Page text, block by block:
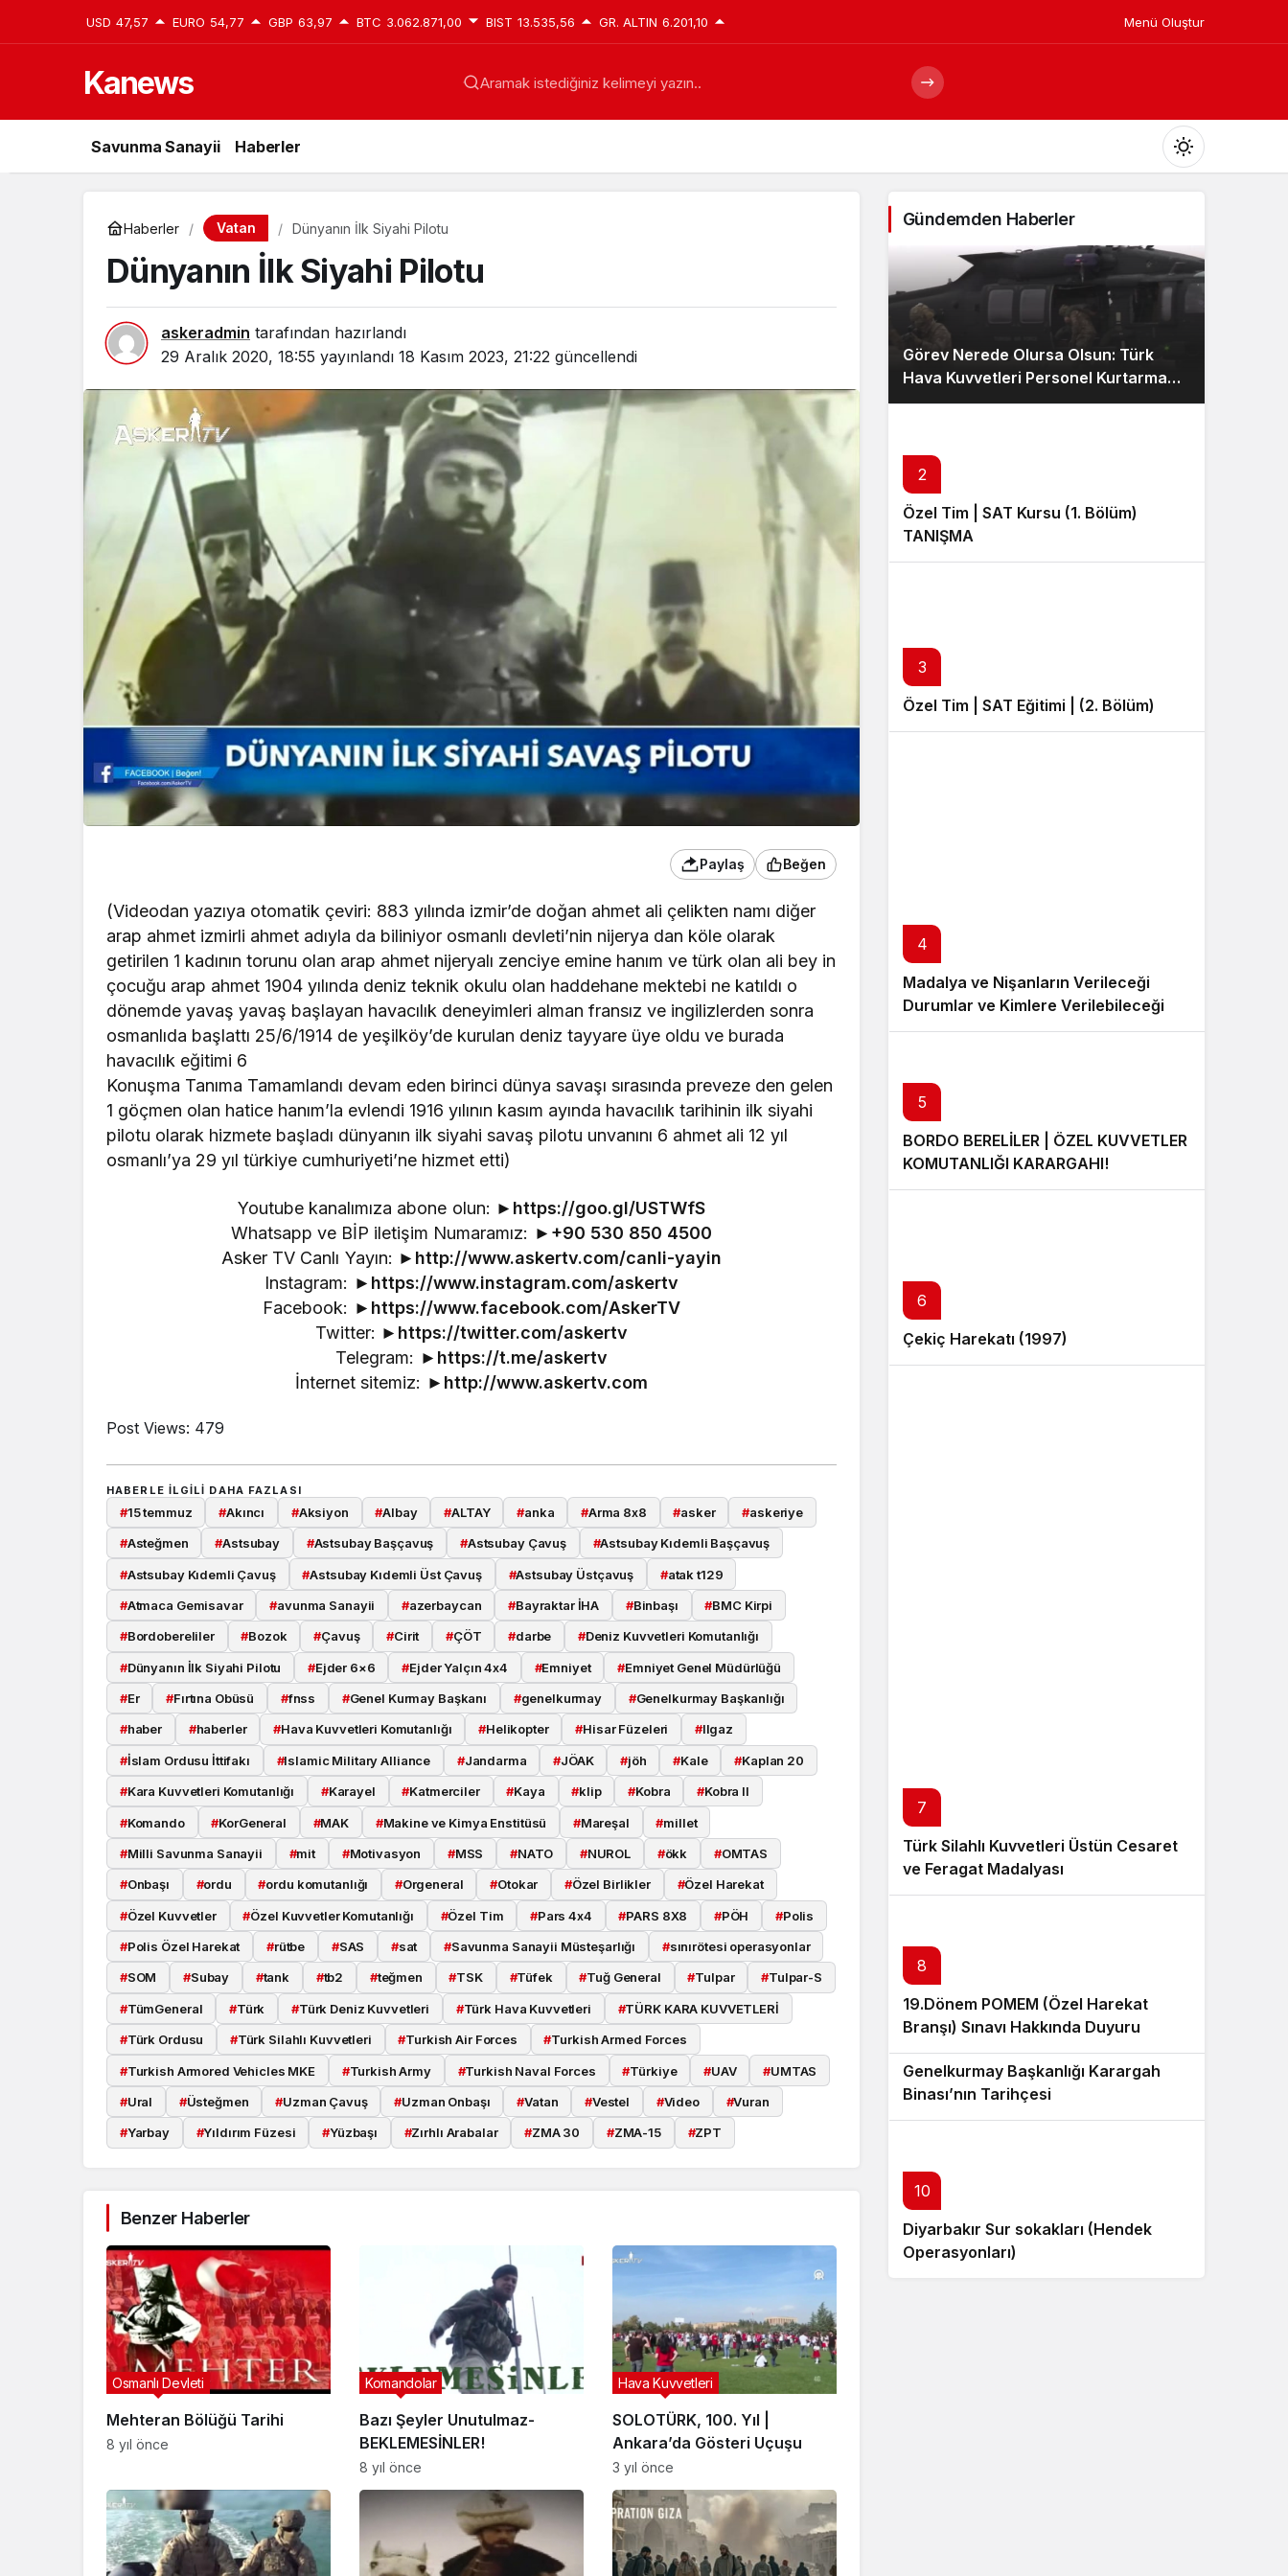
USD 47,57 EURO 54,77 GBP 63,97 BTC 3.062.871,00 BIST 13.535,56 GR. ALTIN 6.201,10 Menü Oluştur
Kanews Aramak istediğiniz kelimeyi yazın..
Savunma Sanayii Haberler
Mod
değiştir
Gündüz Modu
Gündüz modunu seçin.
Gece Modu
Haberler Vatan Dünyanın İlk Siyahi Pilotu
Dünyanın İlk Siyahi Pilotu
askeradmin tarafından hazırlandı
29 Aralık 2020, 18:55 yayınlandı 18 Kasım 2023, 21:22 güncellendi
Paylaş Beğen
(Videodan yazıya otomatik çeviri: 883 yılında izmir’de doğan ahmet ali çelikten namı diğer
arap ahmet izmirli ahmet adıyla da biliniyor osmanlı devleti’nin nijerya dan köle olarak
getirilen 1 kadının torunu olan arap ahmet nijeryalı zenciye emine hanım ve türk olan ali bey in
çocuğu arap ahmet 1904 yılında deniz teknik okulu olan haddehane mektebi ne katıldı o
dönemde yavaş yavaş başlayan havacılık deneyimleri alman fransız ve ingilizlerden sonra
osmanlıda başlattı 25/6/1914 de yeşilköy’de kurulan deniz tayyare üye oldu ve burada
havacılık eğitimi 6
Konuşma Tanıma Tamamlandı devam eden birinci dünya savaşı sırasında preveze den gelen
1 göçmen olan hatice hanım’la evlendi 1916 yılının kasım ayında havacılık tarihinin ilk siyahi
pilotu olarak hizmete başladı dünyanın ilk siyahi savaş pilotu unvanını 6 ahmet ali 12 yıl
osmanlı’ya 29 yıl türkiye cumhuriyeti’ne hizmet etti)
Youtube kanalımıza abone olun: ► https://goo.gl/USTWfS
Whatsapp ve BİP iletişim Numaramız: ► +90 530 850 4500
Asker TV Canlı Yayın: ► http://www.askertv.com/canli-yayin
Instagram: ► https://www.instagram.com/askertv
Facebook: ► https://www.facebook.com/AskerTV
Twitter: ► https://twitter.com/askertv
Telegram: ► https://t.me/askertv
İnternet sitemiz: ► http://www.askertv.com
Post Views: 479
HABERLE ILGILI DAHA FAZLASI
#15 temmuz #Akıncı #Aksiyon #Albay #ALTAY #anka #Arma 8x8 #asker #askeriye
#Asteğmen #Astsubay #Astsubay Başçavuş #Astsubay Çavuş #Astsubay Kıdemli Başçavuş
#Astsubay Kıdemli Çavuş #Astsubay Kıdemli Üst Çavuş #Astsubay Üstçavuş #atak t129
#Atmaca Gemisavar #avunma Sanayii #azerbaycan #Bayraktar İHA #Binbaşı #BMC Kirpi
#Bordobereliler #Bozok #Çavuş #Cirit #ÇÖT #darbe #Deniz Kuvvetleri Komutanlığı
#Dünyanın İlk Siyahi Pilotu #Ejder 6×6 #Ejder Yalçın 4x4 #Emniyet #Emniyet Genel Müdürlüğü
#Er #Fırtına Obüsü #fnss #Genel Kurmay Başkanı #genelkurmay #Genelkurmay Başkanlığı
#haber #haberler #Hava Kuvvetleri Komutanlığı #Helikopter #Hisar Füzeleri #Ilgaz
#İslam Ordusu İttifakı #Islamic Military Alliance #Jandarma #JÖAK #jöh #Kale #Kaplan 20
#Kara Kuvvetleri Komutanlığı #Karayel #Katmerciler #Kaya #klip #Kobra #Kobra II
#Komando #KorGeneral #MAK #Makine ve Kimya Enstitüsü #Mareşal #millet
#Milli Savunma Sanayii #mit #Motivasyon #MSS #NATO #NUROL #ökk #OMTAS
#Onbaşı #ordu #ordu komutanlığı #Orgeneral #Otokar #Özel Birlikler #Özel Harekat
#Özel Kuvvetler #Özel Kuvvetler Komutanlığı #Özel Tim #Pars 4x4 #PARS 8X8 #PÖH #Polis
#Polis Özel Harekat #rütbe #SAS #sat #Savunma Sanayii Müsteşarlığı #sınırötesi operasyonlar
#SOM #Subay #tank #tb2 #teğmen #TSK #Tüfek #Tuğ General #Tulpar #Tulpar-S
#TümGeneral #Türk #Türk Deniz Kuvvetleri #Türk Hava Kuvvetleri #TÜRK KARA KUVVETLERİ
#Türk Ordusu #Türk Silahlı Kuvvetleri #Turkish Air Forces #Turkish Armed Forces
#Turkish Armored Vehicles MKE #Turkish Army #Turkish Naval Forces #Türkiye #UAV #UMTAS
#Ural #Üsteğmen #Uzman Çavuş #Uzman Onbaşı #Vatan #Vestel #Video #Vuran
#Yarbay #Yıldırım Füzesi #Yüzbaşı #Zırhlı Arabalar #ZMA 30 #ZMA-15 #ZPT
Benzer Haberler
Mehteran Bölüğü Tarihi
Osmanlı Devleti
8 yıl önce
Bazı Şeyler Unutulmaz-
BEKLEMESİNLER!
Komandolar
8 yıl önce
SOLOTÜRK, 100. Yıl |
Ankara’da Gösteri Uçuşu
Hava Kuvvetleri
3 yıl önce
Gündemden Haberler
Görev Nerede Olursa Olsun: Türk
Hava Kuvvetleri Personel Kurtarma
Ekibi
2
Özel Tim | SAT Kursu (1. Bölüm)
TANIŞMA
3
Özel Tim | SAT Eğitimi | (2. Bölüm)
4
Madalya ve Nişanların Verileceği
Durumlar ve Kimlere Verilebileceği
5
BORDO BERELİLER | ÖZEL KUVVETLER
KOMUTANLIĞI KARARGAHI!
6
Çekiç Harekatı (1997)
7
Türk Silahlı Kuvvetleri Üstün Cesaret
ve Feragat Madalyası
8
19.Dönem POMEM (Özel Harekat
Branşı) Sınavı Hakkında Duyuru
9
Genelkurmay Başkanlığı Karargah
Binası’nın Tarihçesi
10
Diyarbakır Sur sokakları (Hendek
Operasyonları)